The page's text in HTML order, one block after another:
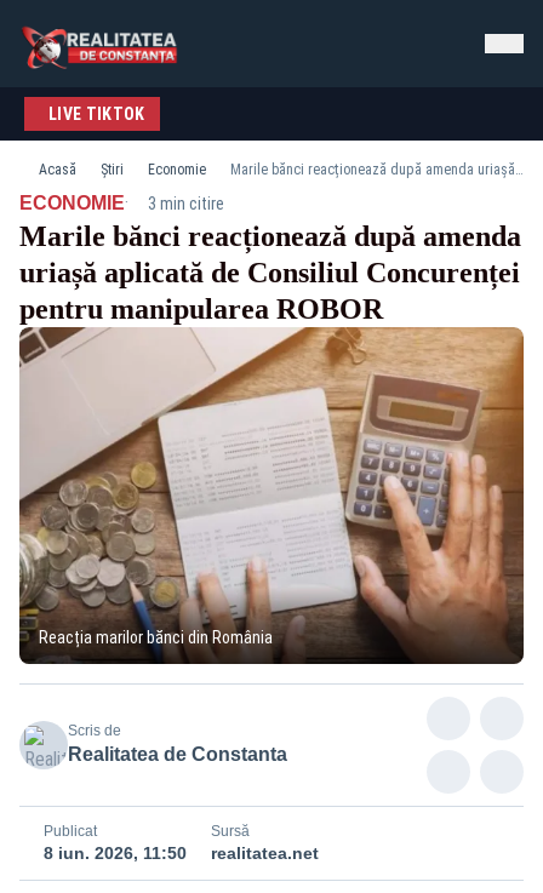
LIVE TIKTOK
Acasă Știri Economie Marile bănci reacționează după amenda uriașă aplicată de Consiliul Concurenței pentru manipularea ROBOR
ECONOMIE· 3 min citire
Marile bănci reacționează după amenda
uriașă aplicată de Consiliul Concurenței
pentru manipularea ROBOR
Reacția marilor bănci din România
Scris de
Realitatea de Constanta
Publicat
8 iun. 2026, 11:50
Sursă
realitatea.net